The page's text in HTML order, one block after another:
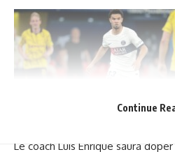
Le coach Luis Enrique saura
Continue